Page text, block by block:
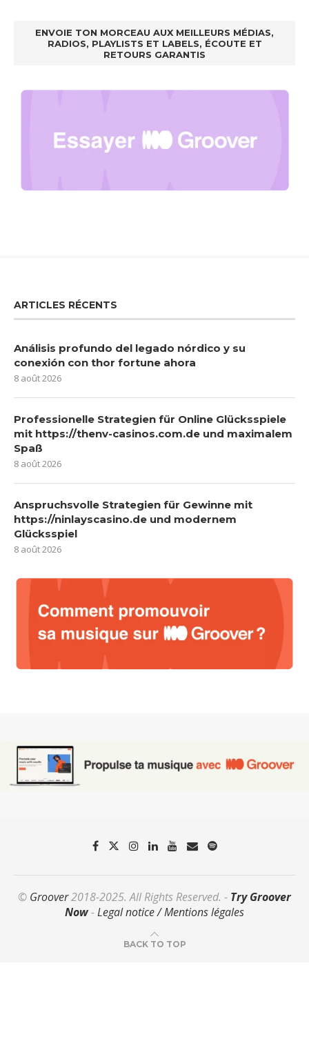
ENVOIE TON MORCEAU AUX MEILLEURS MÉDIAS,
RADIOS, PLAYLISTS ET LABELS, ÉCOUTE ET
RETOURS GARANTIS
ARTICLES RÉCENTS
Análisis profundo del legado nórdico y su
conexión con thor fortune ahora
8 août 2026
Professionelle Strategien für Online Glücksspiele
mit https://thenv-casinos.com.de und maximalem
Spaß
8 août 2026
Anspruchsvolle Strategien für Gewinne mit
https://ninlayscasino.de und modernem
Glücksspiel
8 août 2026
© Groover2018-2025. All Rights Reserved. - Try Groover
Now-Legal notice / Mentions légales
BACK TO TOP